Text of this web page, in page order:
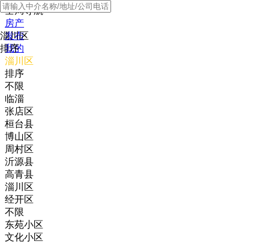
全局导航
房产
发布
我的
淄川区
排序
淄川区
排序
不限
临淄
张店区
桓台县
博山区
周村区
沂源县
高青县
淄川区
经开区
不限
‌东苑小区
文化小区